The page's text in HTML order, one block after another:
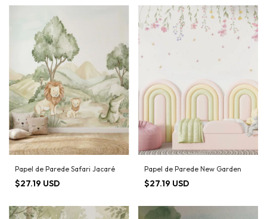
Papel de Parede Safari Jacaré
$27.19 USD
Papel de Parede New Garden
$27.19 USD